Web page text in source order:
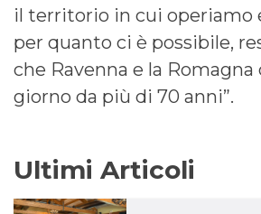
il territorio in cui operiamo
per quanto ci è possibile,
che Ravenna e la Romagna
giorno da più di 70 anni”.
Ultimi Articoli